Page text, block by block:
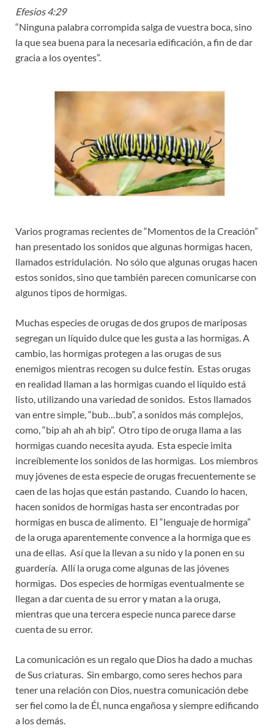
Efesios 4:29
“Ninguna palabra corrompida salga de vuestra boca, sino
la que sea buena para la necesaria edificación, a fin de dar
gracia a los oyentes”.
Varios programas recientes de “Momentos de la Creación”
han presentado los sonidos que algunas hormigas hacen,
llamados estridulación. No sólo que algunas orugas hacen
estos sonidos, sino que también parecen comunicarse con
algunos tipos de hormigas.
Muchas especies de orugas de dos grupos de mariposas
segregan un líquido dulce que les gusta a las hormigas. A
cambio, las hormigas protegen a las orugas de sus
enemigos mientras recogen su dulce festín. Estas orugas
en realidad llaman a las hormigas cuando el líquido está
listo, utilizando una variedad de sonidos. Estos llamados
van entre simple, “bub…bub”, a sonidos más complejos,
como, “bip ah ah ah bip”. Otro tipo de oruga llama a las
hormigas cuando necesita ayuda. Esta especie imita
increíblemente los sonidos de las hormigas. Los miembros
muy jóvenes de esta especie de orugas frecuentemente se
caen de las hojas que están pastando. Cuando lo hacen,
hacen sonidos de hormigas hasta ser encontradas por
hormigas en busca de alimento. El “lenguaje de hormiga”
de la oruga aparentemente convence a la hormiga que es
una de ellas. Así que la llevan a su nido y la ponen en su
guardería. Allí la oruga come algunas de las jóvenes
hormigas. Dos especies de hormigas eventualmente se
llegan a dar cuenta de su error y matan a la oruga,
mientras que una tercera especie nunca parece darse
cuenta de su error.
La comunicación es un regalo que Dios ha dado a muchas
de Sus criaturas. Sin embargo, como seres hechos para
tener una relación con Dios, nuestra comunicación debe
ser fiel como la de Él, nunca engañosa y siempre edificando
a los demás.